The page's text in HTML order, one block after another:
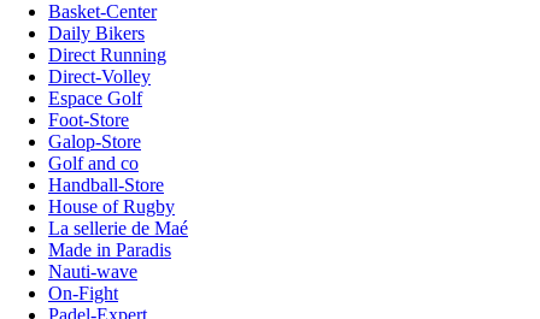
Basket-Center
Daily Bikers
Direct Running
Direct-Volley
Espace Golf
Foot-Store
Galop-Store
Golf and co
Handball-Store
House of Rugby
La sellerie de Maé
Made in Paradis
Nauti-wave
On-Fight
Padel-Expert